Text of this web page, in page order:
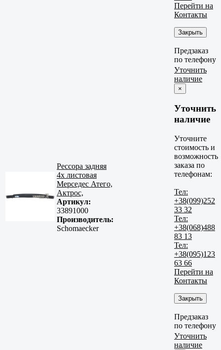
Перейти на
Контакты
Закрыть
Предзаказ
по телефону
Рессора задняя
4х листовая
Мерседес Атего,
Актрос,
Артикул:
33891000
Производитель:
Schomaecker
Уточнить
наличие
×
Уточнить
наличие
Уточните
стоимость и
возможность
заказа по
телефонам:
Тел:
+38(099)252
33 32
Тел:
+38(068)488
83 13
Тел:
+38(095)123
63 66
Перейти на
Контакты
Закрыть
Предзаказ
по телефону
Уточнить
наличие